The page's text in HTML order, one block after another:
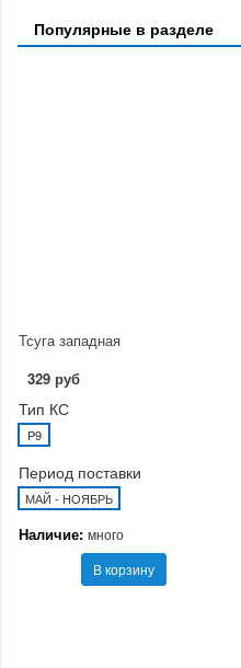
Популярные в разделе
Тсуга западная
329 руб
Тип КС
P9
Период поставки
МАЙ - НОЯБРЬ
Наличие: много
В корзину